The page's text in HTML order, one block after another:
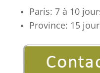
bois
4
avec
Paris: 7 à 10
Province: 15